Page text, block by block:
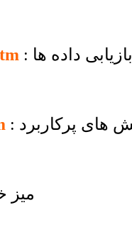
داده ها
های پرکاربرد
: